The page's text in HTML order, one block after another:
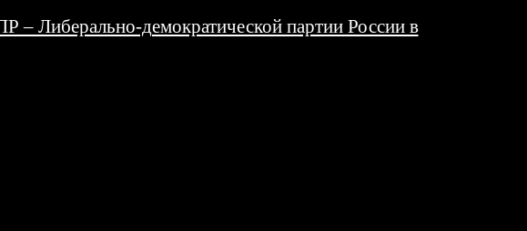
– Либерально-демократической партии России в